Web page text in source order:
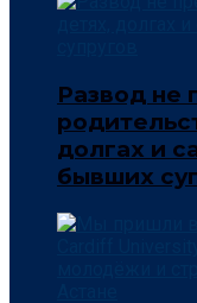
Развод не
долгах и
бывших